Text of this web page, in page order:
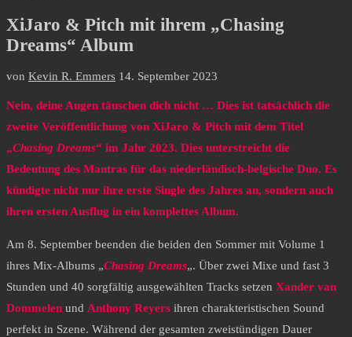
XiJaro & Pitch mit ihrem „Chasing
Dreams“ Album
von Kevin R. Emmers 14. September 2023
Nein, deine Augen täuschen dich nicht … Dies ist tatsächlich die
zweite Veröffentlichung von XiJaro & Pitch mit dem Titel
„Chasing Dreams“ im Jahr 2023. Dies unterstreicht die
Bedeutung des Mantras für das niederländisch-belgische Duo. Es
kündigte nicht nur ihre erste Single des Jahres an, sondern auch
ihren ersten Ausflug in ein komplettes Album.
Am 8. September beenden die beiden den Sommer mit Volume 1
ihres Mix-Albums „Chasing Dreams„. Über zwei Mixe und fast 3
Stunden und 40 sorgfältig ausgewählten Tracks setzen Xander van
Dommelen und Anthony Reyers ihren charakteristischen Sound
perfekt in Szene. Während der gesamten zweistündigen Dauer